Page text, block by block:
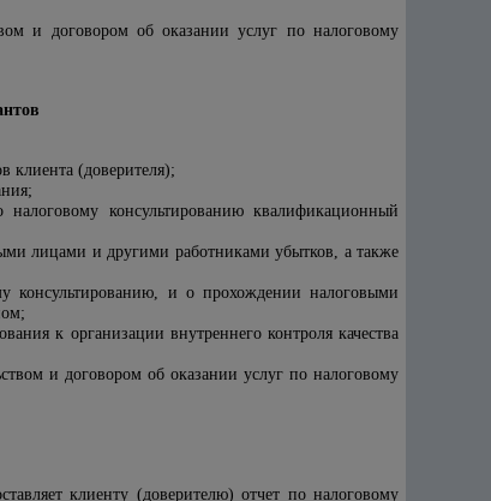
и договором об оказании услуг по налоговому
клиента (доверителя);
консультированию квалификационный
лицами и другими работниками убытков, а также
консультированию, и о прохождении налоговыми
к организации внутреннего контроля качества
и договором об оказании услуг по налоговому
клиенту (доверителю) отчет по налоговому